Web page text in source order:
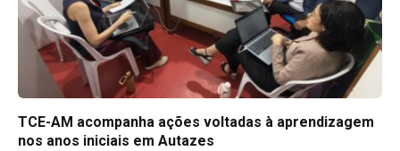
TCE-AM acompanha ações voltadas à aprendizagem
nos anos iniciais em Autazes